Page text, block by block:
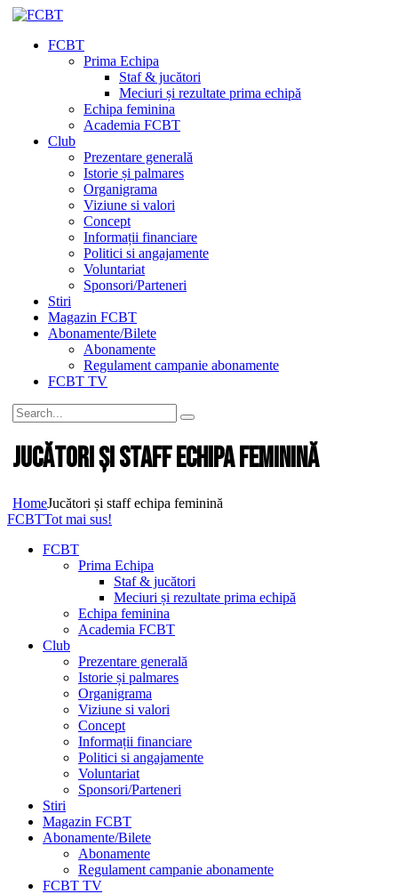
FCBT
Prima Echipa
Staf & jucători
Meciuri și rezultate prima echipă
Echipa feminina
Academia FCBT
Club
Prezentare generală
Istorie și palmares
Organigrama
Viziune si valori
Concept
Informații financiare
Politici si angajamente
Voluntariat
Sponsori/Parteneri
Stiri
Magazin FCBT
Abonamente/Bilete
Abonamente
Regulament campanie abonamente
FCBT TV
Jucători și staff echipa feminină
HomeJucători și staff echipa feminină
FCBTTot mai sus!
FCBT
Prima Echipa
Staf & jucători
Meciuri și rezultate prima echipă
Echipa feminina
Academia FCBT
Club
Prezentare generală
Istorie și palmares
Organigrama
Viziune si valori
Concept
Informații financiare
Politici si angajamente
Voluntariat
Sponsori/Parteneri
Stiri
Magazin FCBT
Abonamente/Bilete
Abonamente
Regulament campanie abonamente
FCBT TV